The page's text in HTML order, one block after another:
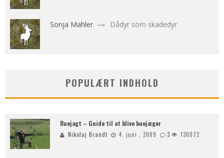
Sonja Mahler Dådyr som skadedyr
POPULÆRT INDHOLD
Buejagt – Guide til at blive buejæger
Nikolaj Brandt 4. juni , 2009 3 130072